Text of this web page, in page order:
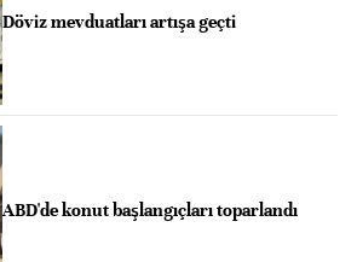
Döviz mevduatları artışa geçti
ABD'de konut başlangıçları toparlandı